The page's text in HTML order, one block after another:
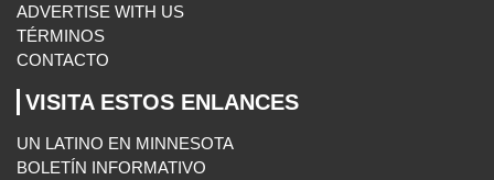
ADVERTISE WITH US
TÉRMINOS
CONTACTO
VISITA ESTOS ENLANCES
UN LATINO EN MINNESOTA
BOLETÍN INFORMATIVO